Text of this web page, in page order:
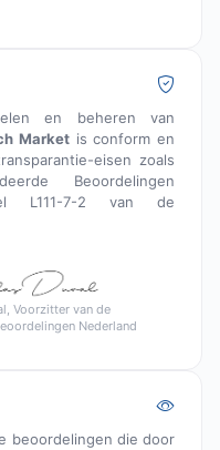
en beheren van
Marketis conform en
eisen zoals
Beoordelingen
L111-7-2 van de
Voorzitter van de
Nederland
beoordelingen die door